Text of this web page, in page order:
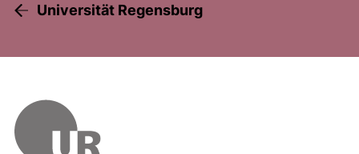
Universität Regensburg